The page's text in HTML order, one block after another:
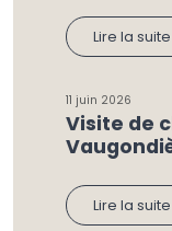
Lire la suite
11 juin 2026
Visite de
Lire la suite